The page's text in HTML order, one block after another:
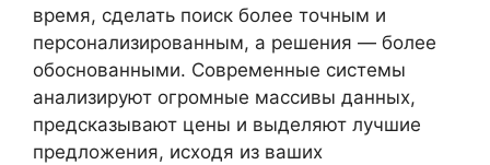
время, сделать поиск более точным и
персонализированным, а решения — более
обоснованными. Современные системы
анализируют огромные массивы данных,
предсказывают цены и выделяют лучшие
предложения, исходя из ваших